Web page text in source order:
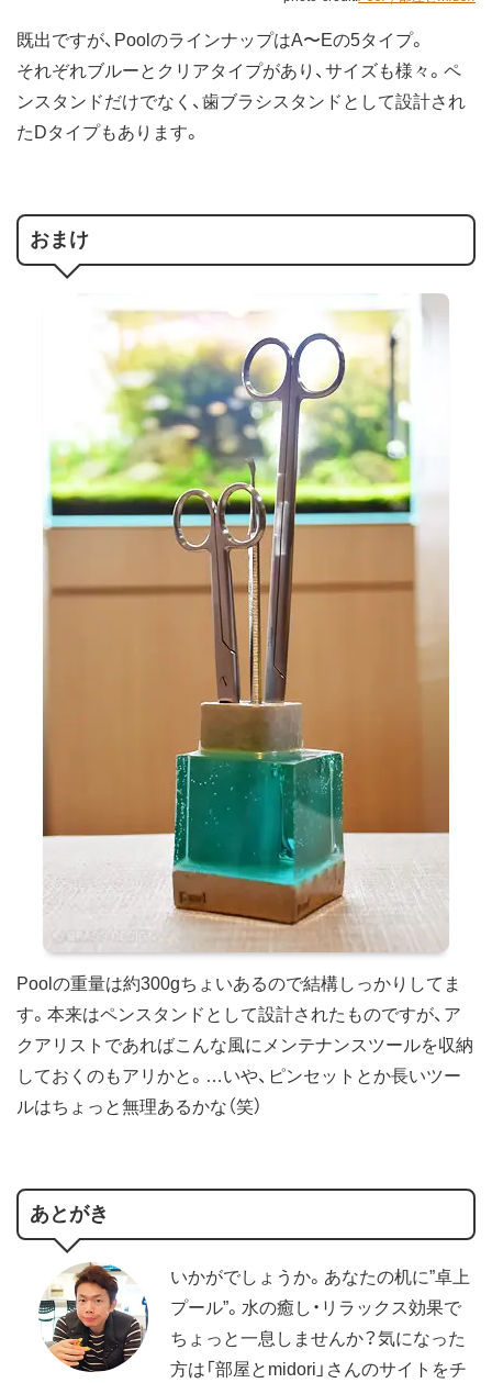
既出ですが、PoolのラインナップはA〜Eの5タイプ。
それぞれブルーとクリアタイプがあり、サイズも様々。ペ
ンスタンドだけでなく、歯ブラシスタンドとして設計され
たDタイプもあります。
おまけ
Poolの重量は約300gちょいあるので結構しっかりしてま
す。本来はペンスタンドとして設計されたものですが、ア
クアリストであればこんな風にメンテナンスツールを収納
しておくのもアリかと。…いや、ピンセットとか長いツー
ルはちょっと無理あるかな（笑）
あとがき
いかがでしょうか。あなたの机に”卓上
プール”。水の癒し・リラックス効果で
ちょっと一息しませんか？気になった
方は「部屋とmidori」さんのサイトをチ